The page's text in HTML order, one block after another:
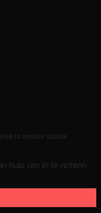
in zonder aparte
huis om in te richten